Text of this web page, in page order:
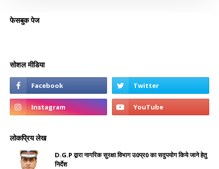
फेसबुक पेज
सोशल मीडिया
लोकप्रिय लेख
D.G.P द्वारा नागरिक सुरक्षा विभाग उ0प्र0 का सदुपयोग किये जाने हेतु
निर्देश